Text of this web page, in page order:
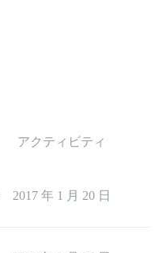
アクティビティ
2017 年 1 月 20 日